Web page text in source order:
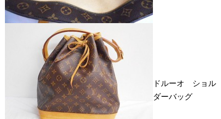
ドルーオ ショル
ダーバッグ